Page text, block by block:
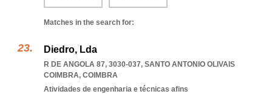
Matches in the search for:
Diedro, Lda
R DE ANGOLA 87, 3030-037, SANTO ANTONIO OLIVAIS
COIMBRA, COIMBRA
Atividades de engenharia e técnicas afins